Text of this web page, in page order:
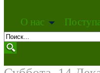
О нас